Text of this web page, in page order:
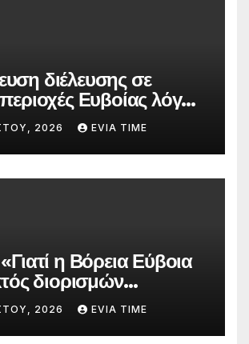
διέλευσης σε
Ευβοίας λόγω
κινδύνου
2026 EVIA TIME
η Βόρεια Εύβοια
διορισμών
2026 EVIA TIME